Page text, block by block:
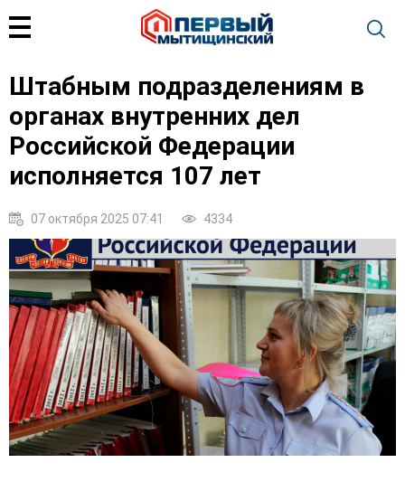
Штабным подразделениям в
органах внутренних дел
Российской Федерации
исполняется 107 лет
07 октября 2025 07:41 4334